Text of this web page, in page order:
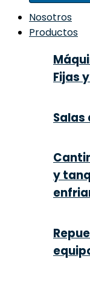
Nosotros
Productos
Fijas
Salas
y